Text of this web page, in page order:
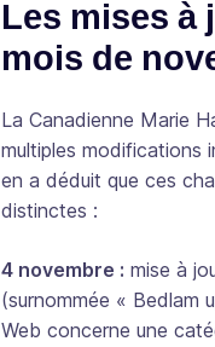
Les mises à
mois de
La Canadienne Marie
multiples modifications
en a déduit que ces
distinctes :
4 novembre : mise à
(surnommée « Bedlam
Web concerne une